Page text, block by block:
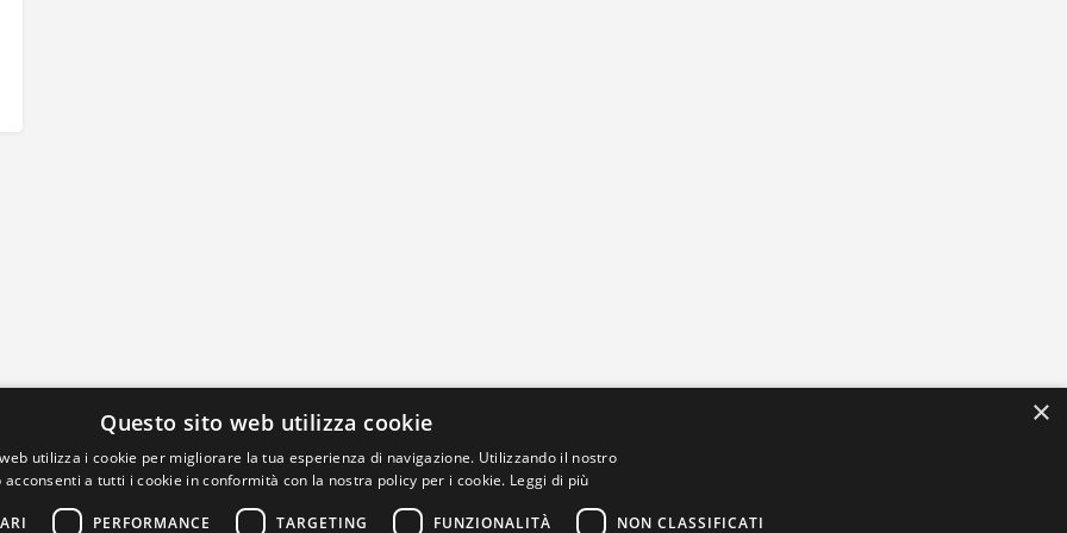
×
Questo sito web utilizza cookie
utilizza i cookie per migliorare la tua esperienza di navigazione. Utilizzando il nostro
acconsenti a tutti i cookie in conformità con la nostra policy per i cookie. Leggi di più
PERFORMANCE TARGETING FUNZIONALITÀ NON CLASSIFICATI